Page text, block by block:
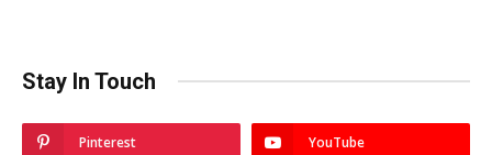
Stay In Touch
Pinterest YouTube